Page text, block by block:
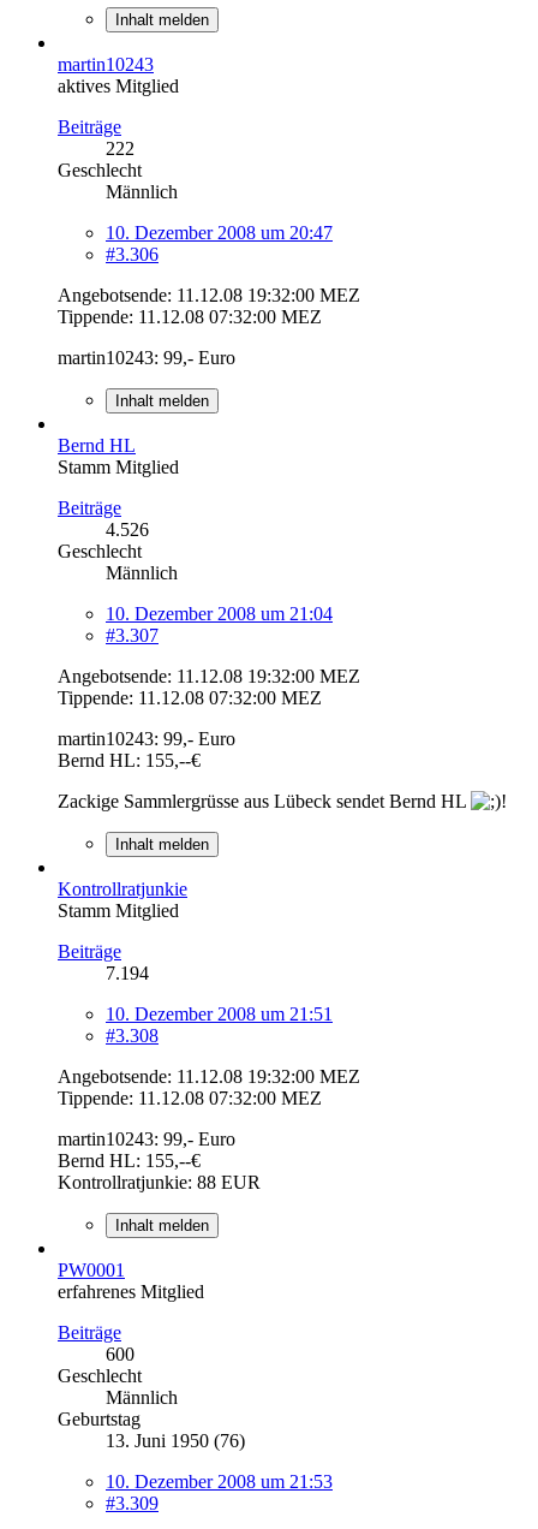
Inhalt melden
martin10243
aktives Mitglied
Beiträge
222
Geschlecht
Männlich
10. Dezember 2008 um 20:47
#3.306
Angebotsende: 11.12.08 19:32:00 MEZ
Tippende: 11.12.08 07:32:00 MEZ
martin10243: 99,- Euro
Inhalt melden
Bernd HL
Stamm Mitglied
Beiträge
4.526
Geschlecht
Männlich
10. Dezember 2008 um 21:04
#3.307
Angebotsende: 11.12.08 19:32:00 MEZ
Tippende: 11.12.08 07:32:00 MEZ
martin10243: 99,- Euro
Bernd HL: 155,--€
Zackige Sammlergrüsse aus Lübeck sendet Bernd HL
!
Inhalt melden
Kontrollratjunkie
Stamm Mitglied
Beiträge
7.194
10. Dezember 2008 um 21:51
#3.308
Angebotsende: 11.12.08 19:32:00 MEZ
Tippende: 11.12.08 07:32:00 MEZ
martin10243: 99,- Euro
Bernd HL: 155,--€
Kontrollratjunkie: 88 EUR
Inhalt melden
PW0001
erfahrenes Mitglied
Beiträge
600
Geschlecht
Männlich
Geburtstag
13. Juni 1950 (76)
10. Dezember 2008 um 21:53
#3.309